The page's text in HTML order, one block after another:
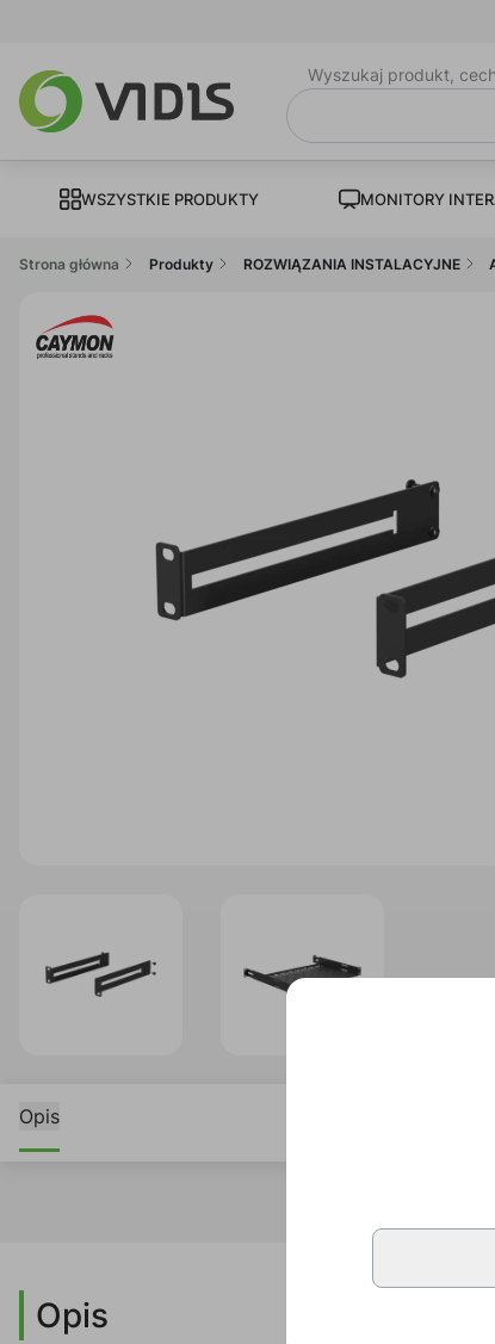
Wyszukaj produkt,
WSZYSTKIE PRODUKTY MONITORY
Strona główna Produkty ROZWIĄZANIA INSTALACYJNE
Opis
Opis